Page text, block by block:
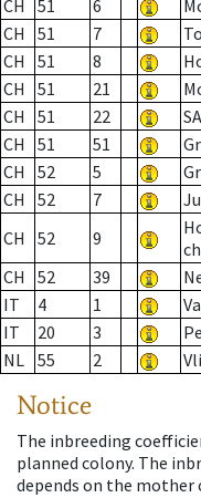
CH 51 6
CH
51 7
CH
51 8
CH
51 21
CH
51 22
CH
51 51
CH
52 5
CH
52 7
CH
52 9
CH
52 39
IT
4 1
IT
20 3
NL 55 2
Notice
The inbreeding
planned colony. The
depends on the mother